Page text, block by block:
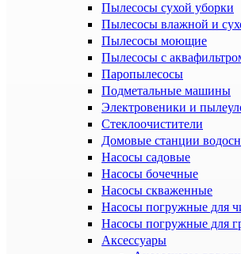
Пылесосы сухой уборки
Пылесосы влажной и
Пылесосы моющие
Пылесосы с
Паропылесосы
Подметальные машины
Электровеники и
Стеклоочистители
Домовые станции
Насосы садовые
Насосы бочечные
Насосы скваженные
Насосы погружные для
Насосы погружные для
Аксессуары